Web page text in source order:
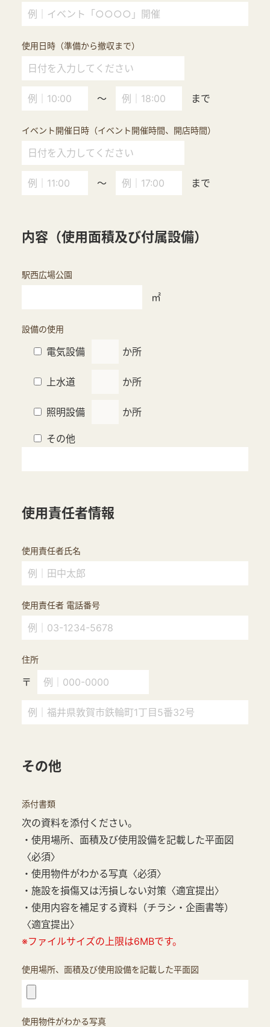
使用日時（準備から撤収まで）
～ まで
イベント開催日時（イベント開催時間、開店時間）
～ まで
内容（使用面積及び付属設備）
駅西広場公園
㎡
設備の使用
電気設備 か所
上水道 か所
照明設備 か所
その他
使用責任者情報
使用責任者氏名
使用責任者 電話番号
住所
〒
その他
添付書類
次の資料を添付ください。
・使用場所、面積及び使用設備を記載した平面図
〈必須〉
・使用物件がわかる写真〈必須〉
・施設を損傷又は汚損しない対策〈適宜提出〉
・使用内容を補足する資料（チラシ・企画書等）
〈適宜提出〉
※ファイルサイズの上限は6MBです。
使用場所、面積及び使用設備を記載した平面図
使用物件がわかる写真